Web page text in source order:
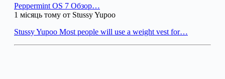
Peppermint OS 7 Обзор…
1 місяць тому от Stussy Yupoo
Stussy Yupoo Most people will use a weight vest for…